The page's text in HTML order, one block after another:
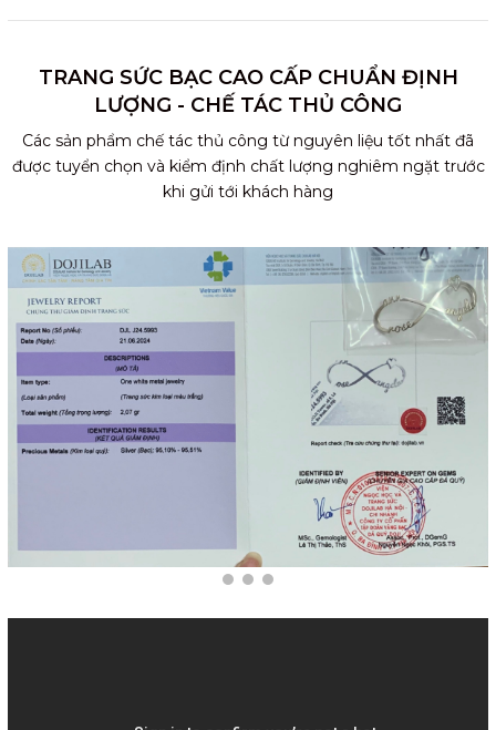
TRANG SỨC BẠC CAO CẤP CHUẨN ĐỊNH
LƯỢNG - CHẾ TÁC THỦ CÔNG
Các sản phẩm chế tác thủ công từ nguyên liệu tốt nhất đã
được tuyển chọn và kiểm định chất lượng nghiêm ngặt trước
khi gửi tới khách hàng